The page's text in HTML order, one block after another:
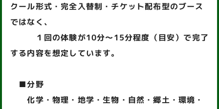
クール形式・完全入替制・チケット配布型のブース
ではなく、
１回の体験が10分～15分程度（目安）で完了
する内容を想定しています。
■分野
化学・物理・地学・生物・自然・郷土・環境・